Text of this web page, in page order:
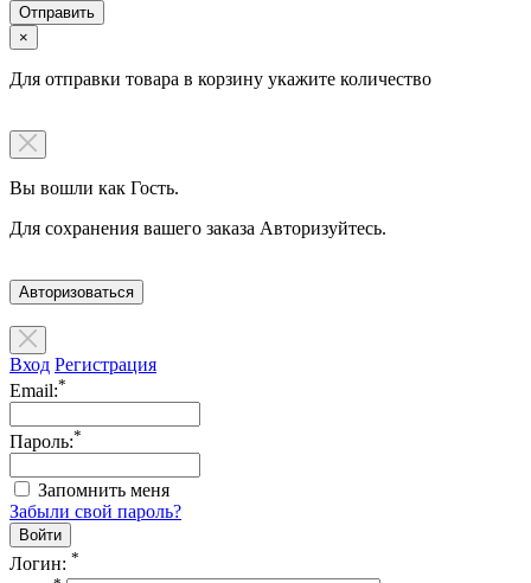
×
Для отправки товара в корзину укажите количество
Вы вошли как Гость.
Для сохранения вашего заказа Авторизуйтесь.
Авторизоваться
Вход Регистрация
Email:*
Пароль:*
Запомнить меня
Забыли свой пароль?
Логин: *